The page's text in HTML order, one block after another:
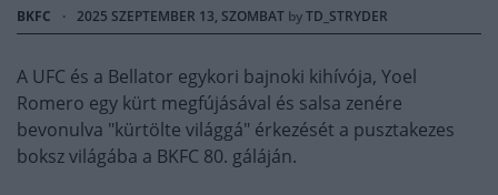
BKFC · 2025 SZEPTEMBER 13, SZOMBAT byTD_STRYDER
A UFC és a Bellator egykori bajnoki kihívója, Yoel
Romero egy kürt megfújásával és salsa zenére
bevonulva "kürtölte világgá" érkezését a pusztakezes
boksz világába a BKFC 80. gáláján.